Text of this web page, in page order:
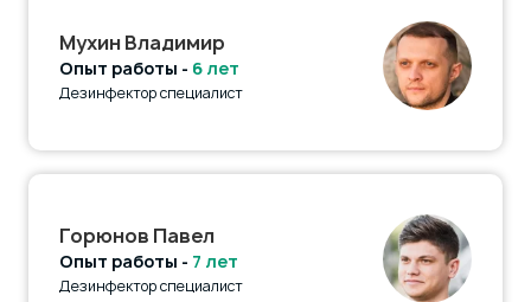
Мухин Владимир
Опыт работы - 6 лет
Дезинфектор специалист
Горюнов Павел
Опыт работы - 7 лет
Дезинфектор специалист